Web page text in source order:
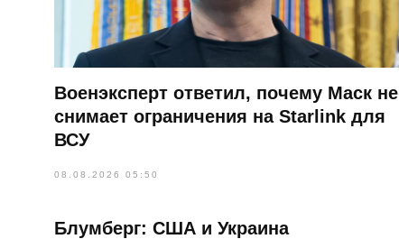
Военэксперт ответил, почему Маск не
снимает ограничения на Starlink для
ВСУ
08.08.2026 05:50
Блумберг: США и Украина